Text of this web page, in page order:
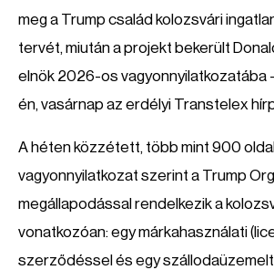
meg a Trump család kolozsvári
tervét, miután a projekt bekerült
elnök 2026-os vagyonnyilatkozatába
én, vasárnap az erdélyi Transtelex
A héten közzétett, több mint 900
vagyonnyilatkozat szerint a Trump
megállapodással rendelkezik a
vonatkozóan: egy márkahasználati
szerződéssel és egy